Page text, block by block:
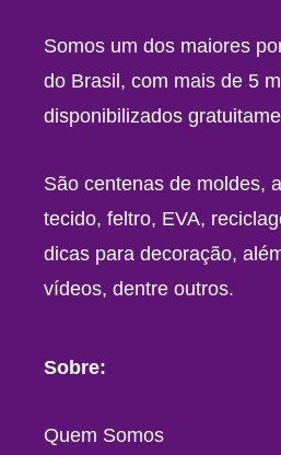
Somos um dos maiores
do Brasil, com mais de 5
disponibilizados
São centenas de moldes,
tecido, feltro, EVA,
dicas para decoração,
vídeos, dentre outros.
Sobre:
Quem Somos